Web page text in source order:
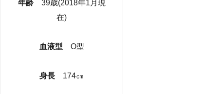
年齢 39歳(2018年1月現
在)
血液型 O型
身長 174㎝